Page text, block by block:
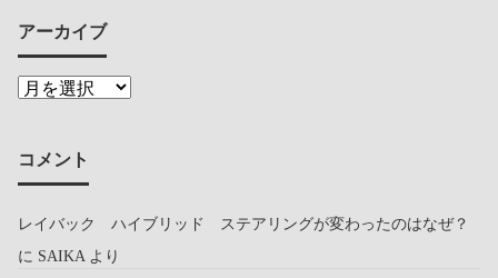
アーカイブ
コメント
レイバック ハイブリッド ステアリングが変わったのはなぜ？
に SAIKA より